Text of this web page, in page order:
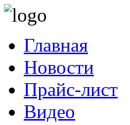
Главная
Новости
Прайс-лист
Видео